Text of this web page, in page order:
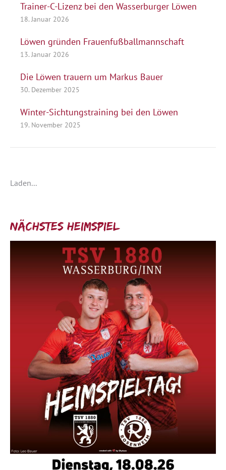
Trainer-C-Lizenz bei den Wasserburger Löwen
18. Januar 2026
Löwen gründen Frauenfußballmannschaft
13. Januar 2026
Die Löwen trauern um Markus Bauer
30. Dezember 2025
Winter-Sichtungstraining bei den Löwen
19. November 2025
Laden...
Nächstes Heimspiel